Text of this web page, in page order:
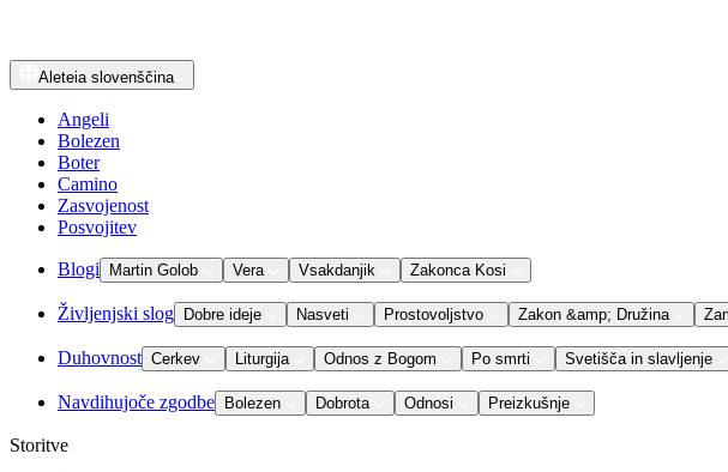
Aleteia slovenščina
Angeli
Bolezen
Boter
Camino
Zasvojenost
Posvojitev
Blogi Martin Golob Vera Vsakdanjik Zakonca Kosi
Življenjski slog Dobre ideje Nasveti Prostovoljstvo Zakon &amp; Družina
Duhovnost Cerkev Liturgija Odnos z Bogom Po smrti Svetišča in slavljenje
Navdihujoče zgodbe Bolezen Dobrota Odnosi Preizkušnje
Storitve